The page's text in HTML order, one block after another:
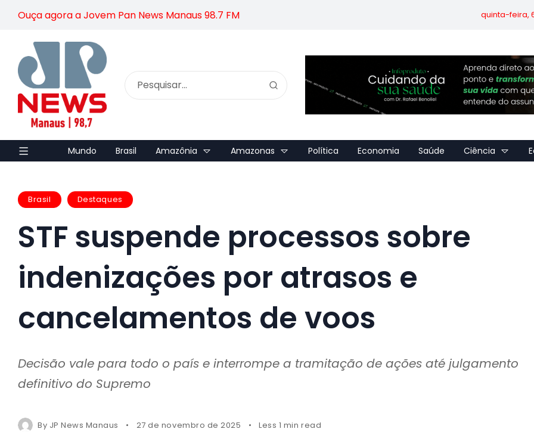
Ouça agora a Jovem Pan News Manaus 98.7 FM quinta-feira,
Mundo Brasil Amazônia Amazonas Política Economia Saúde Ciência
Brasil Destaques
STF suspende processos sobre
indenizações por atrasos e
cancelamentos de voos
Decisão vale para todo o país e interrompe a tramitação de ações até julgamento
definitivo do Supremo
By JP News Manaus 27 de novembro de 2025 Less 1 min read